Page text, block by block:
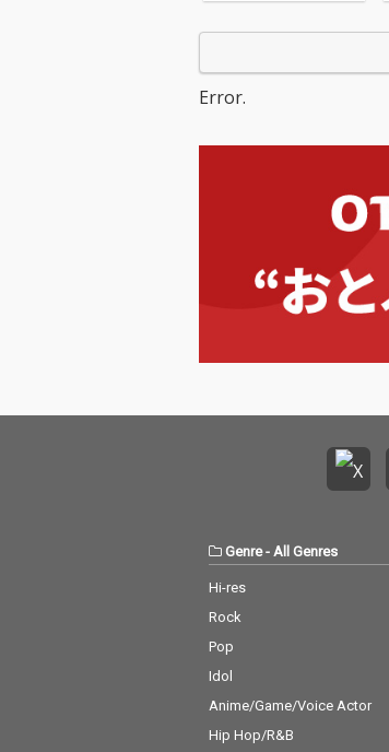
Error.
Genre- All Genres
Hi-res
Rock
Pop
Idol
Anime/Game/Voice Actor
Hip Hop/R&B